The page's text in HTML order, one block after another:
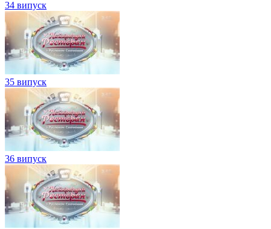
34 випуск
35 випуск
36 випуск